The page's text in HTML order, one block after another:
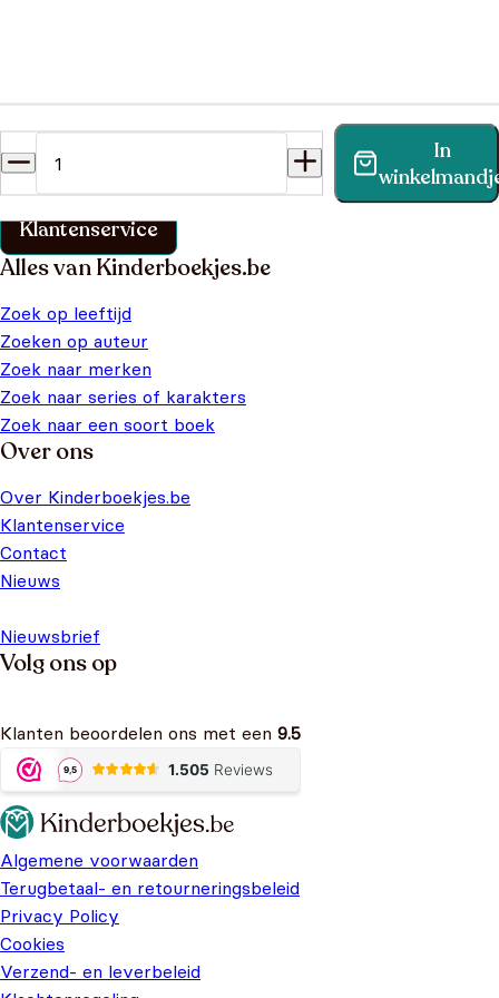
In
Vind binnen no-time antwoord op je vraag op onze
klantenservice pagina.
Klantenservice
Alles van Kinderboekjes.be
Zoek op leeftijd
Zoeken op auteur
Zoek naar merken
Zoek naar series of karakters
Zoek naar een soort boek
Over ons
Over Kinderboekjes.be
Klantenservice
Contact
Nieuws
Nieuwsbrief
Volg ons op
Klanten beoordelen ons met een 9.5
Algemene voorwaarden
Terugbetaal- en retourneringsbeleid
Privacy Policy
Cookies
Verzend- en leverbeleid